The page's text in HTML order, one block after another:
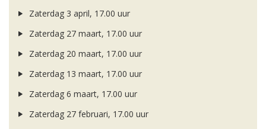
Zaterdag 3 april, 17.00 uur
Zaterdag 27 maart, 17.00 uur
Zaterdag 20 maart, 17.00 uur
Zaterdag 13 maart, 17.00 uur
Zaterdag 6 maart, 17.00 uur
Zaterdag 27 februari, 17.00 uur